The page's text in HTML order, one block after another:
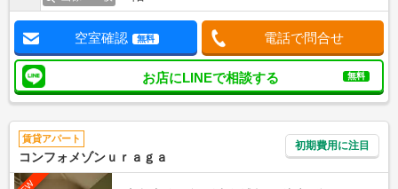
空室確認 無料 電話で問合せ
お店にLINEで相談する 無料
賃貸アパート
コンフォメゾンｕｒａｇａ
初期費用に注目